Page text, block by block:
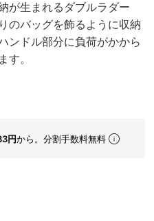
が生まれるダブルラダー
のバッグを飾るように収納
ンドル部分に負荷がかから
す。
円から。分割手数料無料